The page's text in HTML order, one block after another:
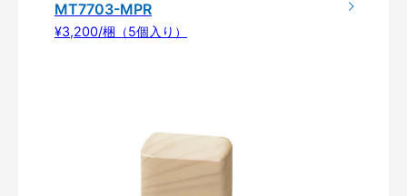
MT7703-MPR
¥3,200/梱（5個入り）